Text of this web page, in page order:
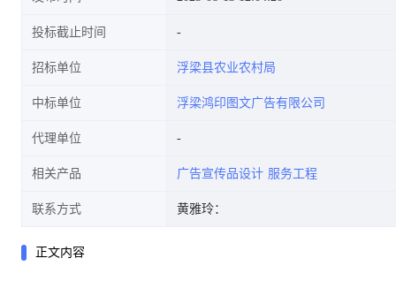
投标截止时间
招标单位 浮梁县农业农村局
中标单位 浮梁鸿印图文广告有限公司
代理单位
相关产品 广告宣传品设计 服务工程
联系方式 黄雅玲：
正文内容